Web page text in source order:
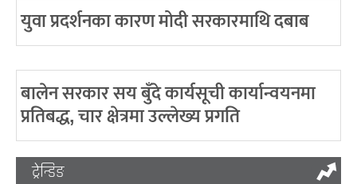
युवा प्रदर्शनका कारण मोदी सरकारमाथि दबाब
बालेन सरकार सय बुँदे कार्यसूची कार्यान्वयनमा
प्रतिबद्ध, चार क्षेत्रमा उल्लेख्य प्रगति
ट्रेन्डिङ